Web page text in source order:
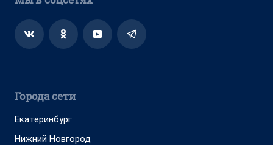
Города сети
Екатеринбург
Нижний Новгород